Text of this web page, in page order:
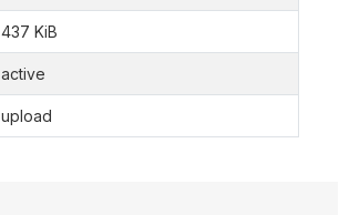
437 KiB
active
upload